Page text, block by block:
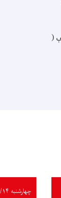
(
چهارشنبه ۱۴۰۵/۵/۱۴ - ۱۶:۲۴